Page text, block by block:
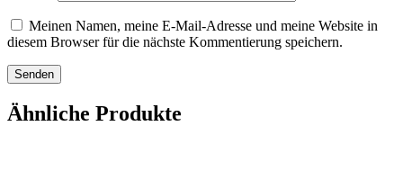
Meinen Namen, meine E-Mail-Adresse und meine Website in
diesem Browser für die nächste Kommentierung speichern.
Ähnliche Produkte